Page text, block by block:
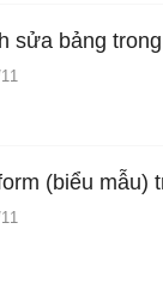
sửa bảng
(biểu mẫu)